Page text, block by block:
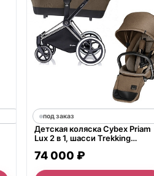
под заказ
Детская коляска Cybex Priam
Lux 2 в 1, шасси Trekking
74 000 ₽